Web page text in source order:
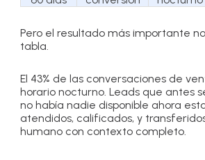
Pero el resultado más importante
tabla.
El 43% de las conversaciones de
horario nocturno. Leads que antes
no había nadie disponible ahora
atendidos, calificados, y
humano con contexto completo.